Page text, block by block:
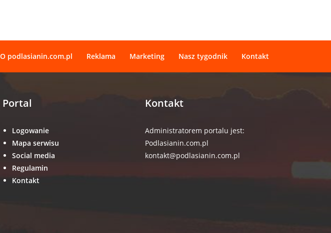
O podlasianin.com.pl Reklama Marketing Nasz tygodnik Kontakt
Portal
Logowanie
Mapa serwisu
Social media
Regulamin
Kontakt
Kontakt
Administratorem portalu jest:
Podlasianin.com.pl
kontakt@podlasianin.com.pl